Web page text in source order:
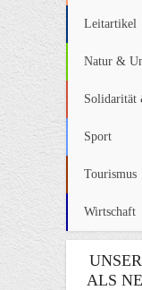
Leitartikel
Natur &
Sport
Tourismus
Wirtschaft
ALS